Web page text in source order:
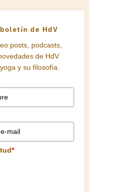
de HdV
posts, podcasts,
de HdV
y su filosofía.
*